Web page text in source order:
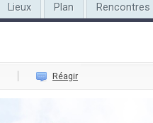
Lieux Plan Rencontres
Réagir